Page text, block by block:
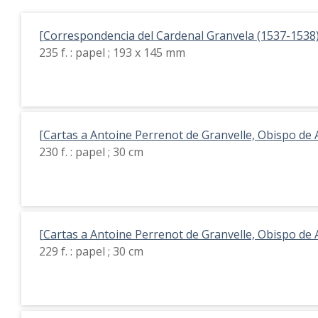
[Correspondencia del Cardenal Granvela (1537-
235 f. : papel ; 193 x 145 mm
[Cartas a Antoine Perrenot de Granvelle, Obispo de
230 f. : papel ; 30 cm
[Cartas a Antoine Perrenot de Granvelle, Obispo de
229 f. : papel ; 30 cm